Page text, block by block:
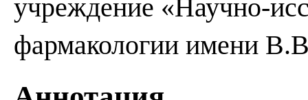
учреждение «Научно-
фармакологии имени